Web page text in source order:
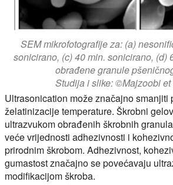
SEM mikrofotografije za: (a)
sonicirano, (c) 40 min. sonicirano, (d)
obrađene granule
Studija i slike: ©Majzoobi et
Ultrasonication može značajno smanjiti
želatinizacije temperature. Škrobni
ultrazvukom obrađenih škrobnih
veće vrijednosti adhezivnosti i
prirodnim škrobom. Adhezivnost,
gumastost značajno se povećavaju
modifikacijom škroba.